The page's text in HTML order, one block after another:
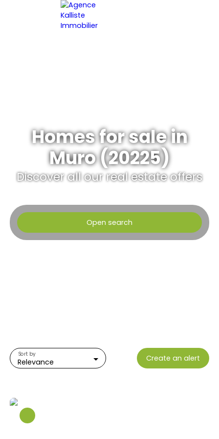
Homes for sale in
Muro (20225)
Discover all our real estate offers
Open search
Min area (m²)
Relevance
Sort by Create an alert